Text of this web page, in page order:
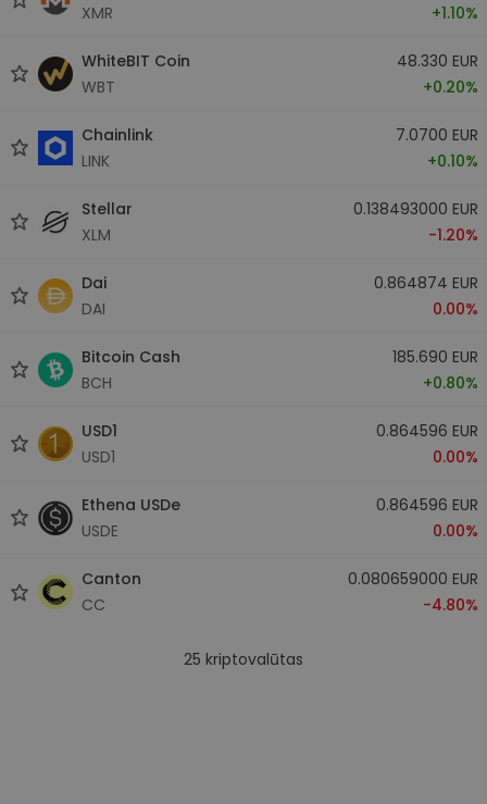
XMR
+1.10%
WhiteBIT Coin
WBT
48.330 EUR
+0.20%
Chainlink
LINK
7.0700 EUR
+0.10%
Stellar
XLM
0.138493000 EUR
-1.20%
Dai
DAI
0.864874 EUR
0.00%
Bitcoin Cash
BCH
185.690 EUR
+0.80%
USD1
USD1
0.864596 EUR
0.00%
Ethena USDe
USDE
0.864596 EUR
0.00%
Canton
CC
0.080659000 EUR
-4.80%
25 kriptovalūtas